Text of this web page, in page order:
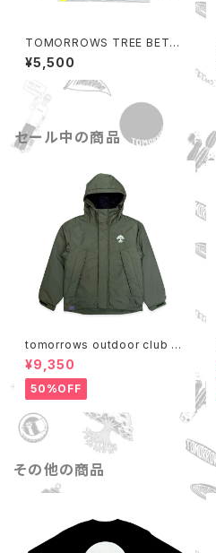
TOMORROWS TREE BETA
L/S TEE
¥5,500
セール中の商品
tomorrows outdoor club S
HELL PARKA
¥9,350
50%OFF
その他の商品